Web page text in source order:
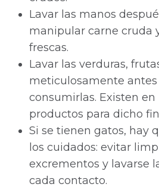
Lavar las manos
manipular carne cruda
frescas.
Lavar las verduras,
meticulosamente antes
consumirlas. Existen en
productos para dicho
Si se tienen gatos, hay
los cuidados: evitar
excrementos y lavarse
cada contacto.